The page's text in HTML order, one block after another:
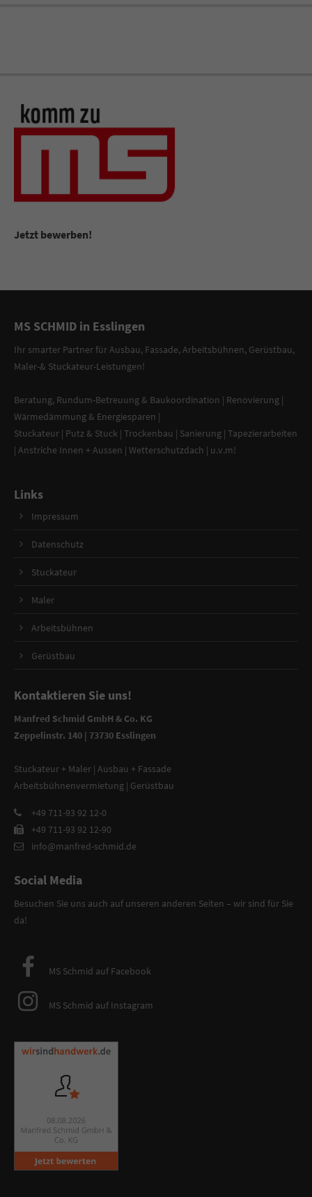
Jetzt bewerben!
MS SCHMID in Esslingen
Ihr smarter PartnerfürAusbau, Fassade,Arbeitsbühnen, Gerüstbau,
Maler-& Stuckateur-Leistungen!
Beratung, Rundum-Betreuung & Baukoordination | Renovierung |
Wärmedämmung & Energiesparen |
Stuckateur | Putz & Stuck | Trockenbau | Sanierung | Tapezierarbeiten
| Anstriche Innen + Aussen | Wetterschutzdach | u.v.m!
Links
Impressum
Datenschutz
Stuckateur
Maler
Arbeitsbühnen
Gerüstbau
Kontaktieren Sie uns!
Manfred Schmid GmbH & Co. KG
Zeppelinstr. 140 | 73730 Esslingen
Stuckateur + Maler | Ausbau + Fassade
Arbeitsbühnenvermietung | Gerüstbau
+49 711-93 92 12-0
+49 711-93 92 12-90
info@manfred-schmid.de
Social Media
Besuchen Sie uns auch auf unseren anderen Seiten – wir sind für Sie
da!
MS Schmid auf Facebook
MS Schmid auf Instagram